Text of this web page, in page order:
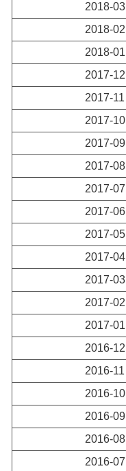
2018-03
2018-02
2018-01
2017-12
2017-11
2017-10
2017-09
2017-08
2017-07
2017-06
2017-05
2017-04
2017-03
2017-02
2017-01
2016-12
2016-11
2016-10
2016-09
2016-08
2016-07